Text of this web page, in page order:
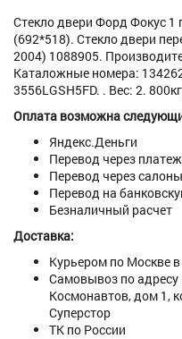
Стекло двери Форд Фокус 1
(692*518). Стекло двери
2004) 1088905.
Каталожные номера:
3556LGSH5FD. . Вес: 2.
Оплата возможна
Яндекс.Деньги
Перевод через
Перевод через
Перевод на
Безналичный расчет
Доставка:
Курьером по Москве
Самовывоз по
Космонавтов, дом 1,
Суперстор
ТК по России